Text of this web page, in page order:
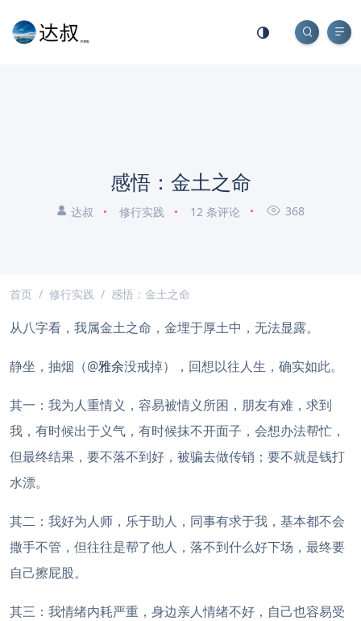
感悟：金土之命
达叔 修行实践 12 条评论 368
首页 修行实践 感悟：金土之命
从八字看，我属金土之命，金埋于厚土中，无法显露。
静坐，抽烟（@雅余没戒掉），回想以往人生，确实如此。
其一：我为人重情义，容易被情义所困，朋友有难，求到
我，有时候出于义气，有时候抹不开面子，会想办法帮忙，
但最终结果，要不落不到好，被骗去做传销；要不就是钱打
水漂。
其二：我好为人师，乐于助人，同事有求于我，基本都不会
撒手不管，但往往是帮了他人，落不到什么好下场，最终要
自己擦屁股。
其三：我情绪内耗严重，身边亲人情绪不好，自己也容易受